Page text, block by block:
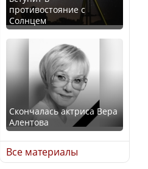
противостояние с
Солнцем
Скончалась актриса Вера
Алентова
Все материалы